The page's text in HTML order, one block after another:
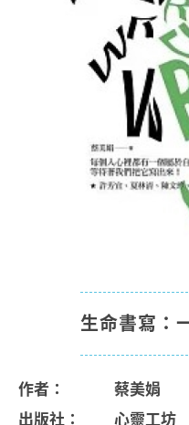
生命書寫：
作者：
蔡美娟
出版社：
心靈工坊